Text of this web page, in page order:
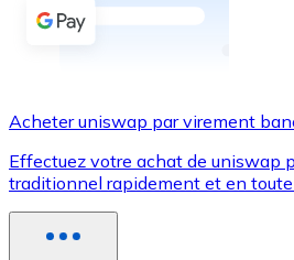
Virement SEPA
Utilisez les cartes Visa et
Acheter avec carte
Acheter uniswap par virement
Effectuez votre achat de uniswap
traditionnel rapidement et en toute